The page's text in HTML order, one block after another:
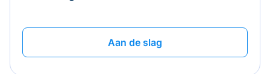
Aan de slag